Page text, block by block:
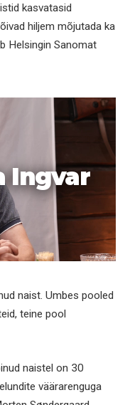
kasvatasid
hiljem mõjutada ka
Helsingin Sanomat
Ingvar
naist. Umbes pooled
teine pool
naistel on 30
väärarenguga